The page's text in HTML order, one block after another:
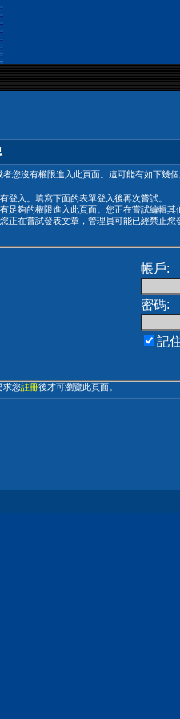
者您沒有權限進入此頁面。這可能有如下幾
登入。填寫下面的表單登入後再次嘗試。
足夠的權限進入此頁面。您正在嘗試編輯
正在嘗試發表文章，管理員可能已經禁止您
帳戶:
密碼:
記
求您註冊後才可瀏覽此頁面。